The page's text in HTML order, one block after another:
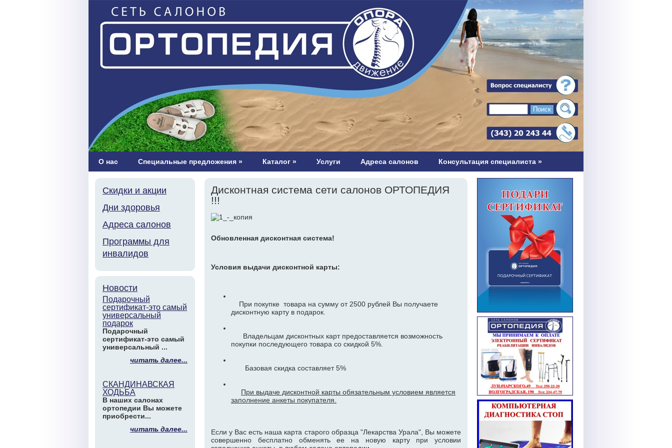
О нас Специальные предложения » Каталог » Услуги Адреса салонов Консультация специалиста »
Скидки и акции
Дни здоровья
Адреса салонов
Программы для
инвалидов
Новости
Подарочный
сертификат-это самый
универсальный
подарок
Подарочный
сертификат-это самый
универсальный ...
читать далее...
СКАНДИНАВСКАЯ
ХОДЬБА
В наших салонах
ортопедии Вы можете
приобрести...
читать далее...
Дисконтная система сети салонов ОРТОПЕДИЯ
!!!
Обновленная дисконтная система!
Условия выдачи дисконтной карты:
При покупке товара на сумму от 2500 рублей Вы получаете
дисконтную карту в подарок.
Владельцам дисконтных карт предоставляется возможность
покупки последующего товара со скидкой 5%.
Базовая скидка составляет 5%
При выдаче дисконтной карты обязательным условием является
заполнение анкеты покупателя.
Если у Вас есть наша карта старого образца "Лекарства Урала", Вы можете
совершенно бесплатно обменять ее на новую карту при условии